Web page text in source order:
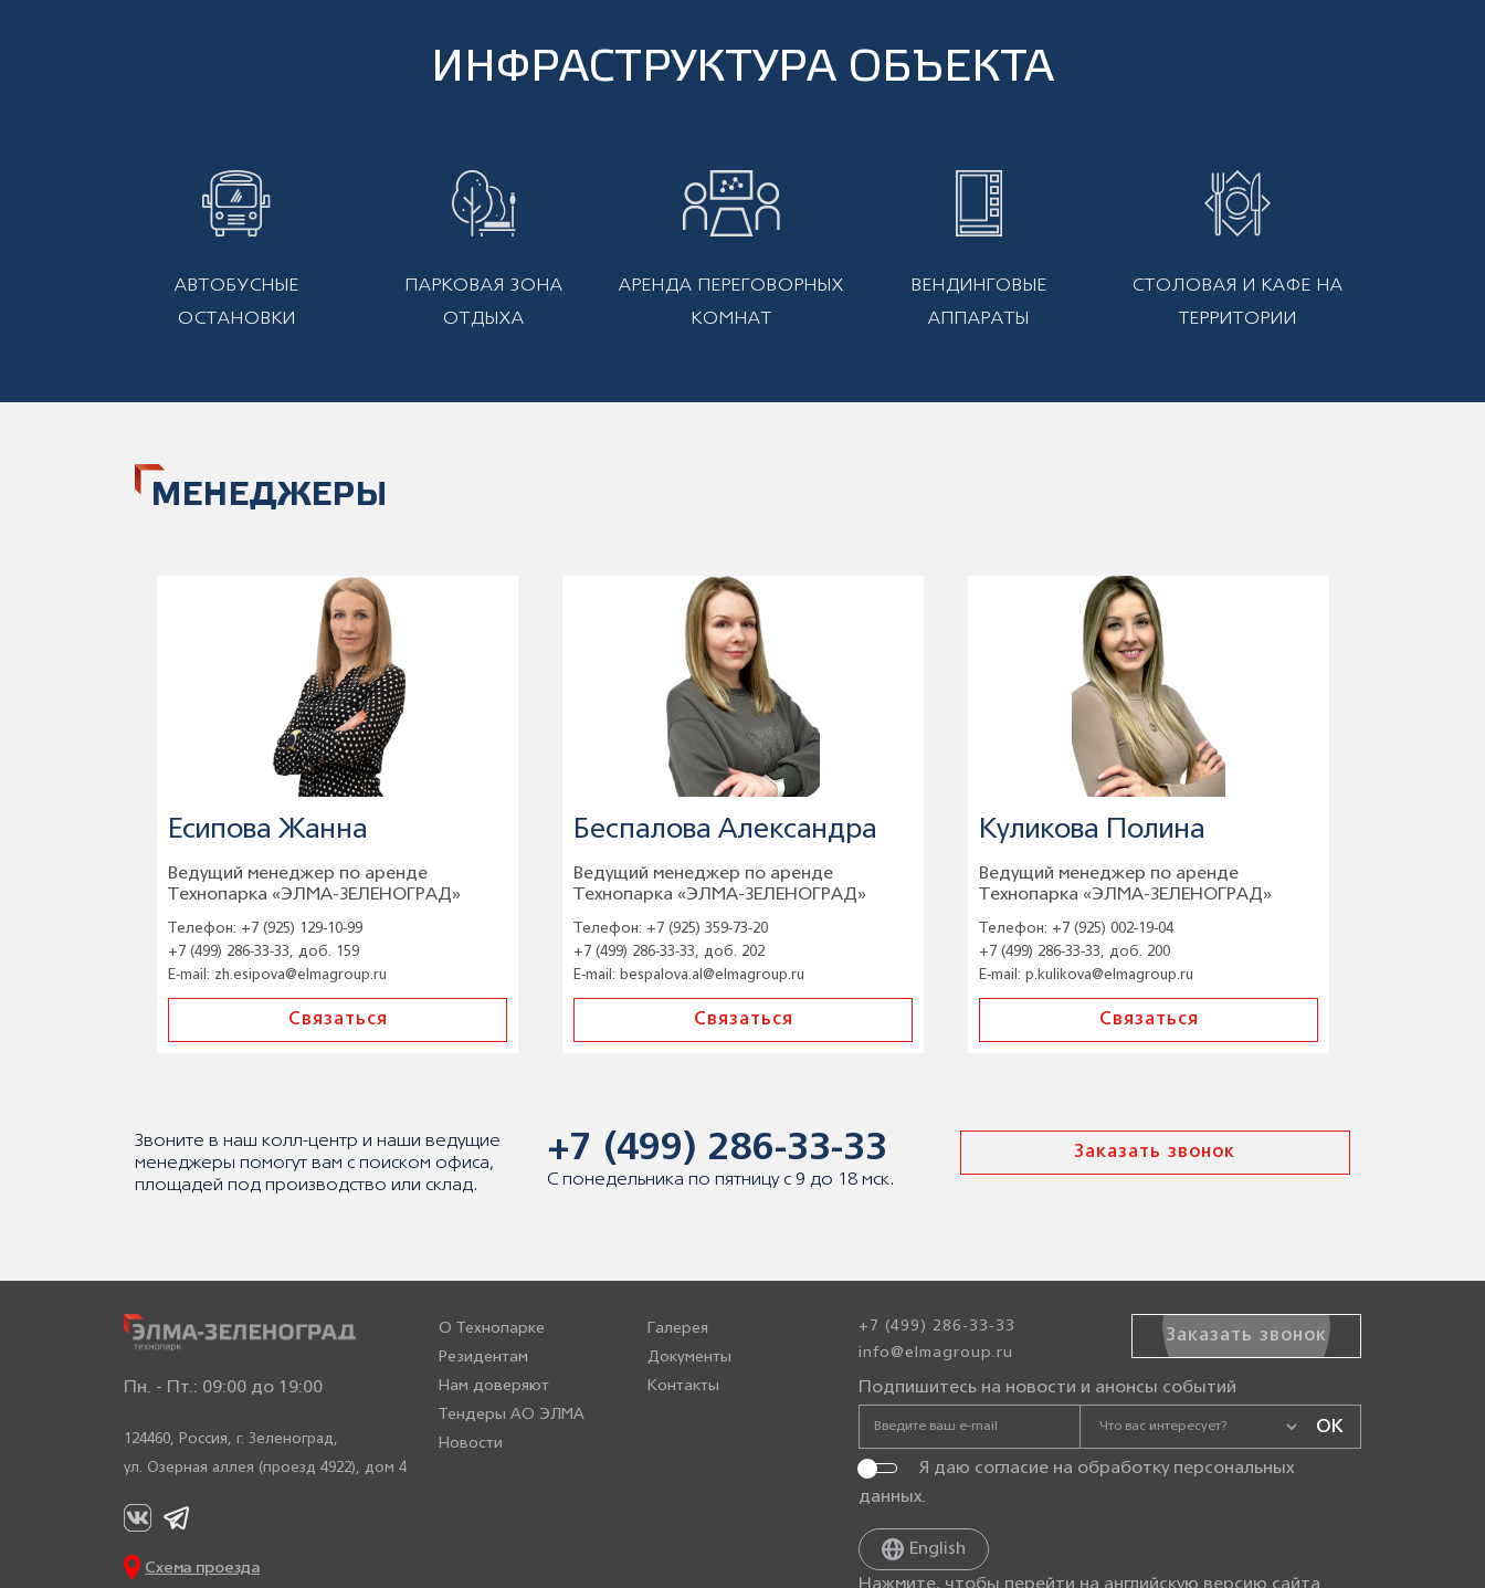
ИНФРАСТРУКТУРА ОБЪЕКТА
АВТОБУСНЫЕ
ОСТАНОВКИ
ПАРКОВАЯ ЗОНА
ОТДЫХА
АРЕНДА ПЕРЕГОВОРНЫХ
КОМНАТ
ВЕНДИНГОВЫЕ
АППАРАТЫ
СТОЛОВАЯ И КАФЕ НА
ТЕРРИТОРИИ
МЕНЕДЖЕРЫ
Есипова Жанна
Ведущий менеджер по аренде
Технопарка «ЭЛМА-ЗЕЛЕНОГРАД»
Телефон: +7 (925) 129-10-99
+7 (499) 286-33-33, доб. 159
E-mail: zh.esipova@elmagroup.ru
Связаться
Беспалова Александра
Ведущий менеджер по аренде
Технопарка «ЭЛМА-ЗЕЛЕНОГРАД»
Телефон: +7 (925) 359-73-20
+7 (499) 286-33-33, доб. 202
E-mail:
bespalova.al@elmagroup.ru
Связаться
Куликова Полина
Ведущий менеджер по аренде
Технопарка «ЭЛМА-ЗЕЛЕНОГРАД»
Телефон: +7 (925) 002-19-04
+7 (499) 286-33-33, доб. 200
E-mail: p.kulikova@elmagroup.ru
Связаться
Звоните в наш колл-центр и наши ведущие
менеджеры помогут вам с поиском офиса,
площадей под производство или склад.
+7 (499) 286-33-33
С понедельника по пятницу с 9 до 18 мск.
Заказать звонок
Пн. - Пт.: 09:00 до 19:00
124460, Россия, г. Зеленоград,
ул. Озерная аллея (проезд 4922), дом 4
Схема проезда
О Технопарке
Резидентам
Нам доверяют
Тендеры АО ЭЛМА
Новости
Галерея
Документы
Контакты
+7 (499) 286-33-33
info@elmagroup.ru
Заказать звонок
Подпишитесь на новости и анонсы событий
Я даю согласие на обработку персональных
данных.
English
Нажмите, чтобы перейти на английскую версию сайта